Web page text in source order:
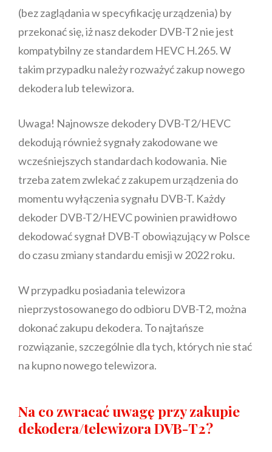
(bez zaglądania w specyfikację urządzenia) by
przekonać się, iż nasz dekoder DVB-T2 nie jest
kompatybilny ze standardem HEVC H.265. W
takim przypadku należy rozważyć zakup nowego
dekodera lub telewizora.
Uwaga! Najnowsze dekodery DVB-T2/HEVC
dekodują również sygnały zakodowane we
wcześniejszych standardach kodowania. Nie
trzeba zatem zwlekać z zakupem urządzenia do
momentu wyłączenia sygnału DVB-T. Każdy
dekoder DVB-T2/HEVC powinien prawidłowo
dekodować sygnał DVB-T obowiązujący w Polsce
do czasu zmiany standardu emisji w 2022 roku.
W przypadku posiadania telewizora
nieprzystosowanego do odbioru DVB-T2, można
dokonać zakupu dekodera. To najtańsze
rozwiązanie, szczególnie dla tych, których nie stać
na kupno nowego telewizora.
Na co zwracać uwagę przy zakupie
dekodera/telewizora DVB-T2?